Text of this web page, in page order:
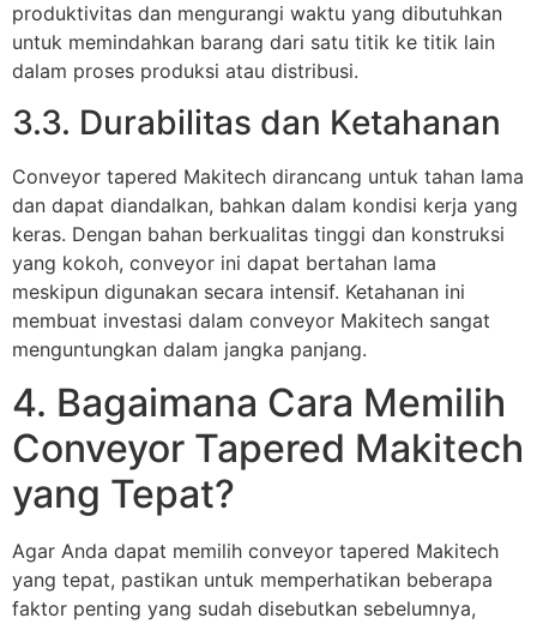
produktivitas dan mengurangi waktu yang dibutuhkan
untuk memindahkan barang dari satu titik ke titik lain
dalam proses produksi atau distribusi.
3.3. Durabilitas dan Ketahanan
Conveyor tapered Makitech dirancang untuk tahan lama
dan dapat diandalkan, bahkan dalam kondisi kerja yang
keras. Dengan bahan berkualitas tinggi dan konstruksi
yang kokoh, conveyor ini dapat bertahan lama
meskipun digunakan secara intensif. Ketahanan ini
membuat investasi dalam conveyor Makitech sangat
menguntungkan dalam jangka panjang.
4. Bagaimana Cara Memilih
Conveyor Tapered Makitech
yang Tepat?
Agar Anda dapat memilih conveyor tapered Makitech
yang tepat, pastikan untuk memperhatikan beberapa
faktor penting yang sudah disebutkan sebelumnya,